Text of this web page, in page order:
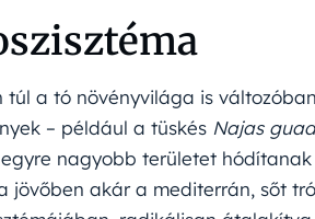
a tó növényvilága is
– például a tüskés Najas
nagyobb területet
jövőben akár a mediterrán, sőt